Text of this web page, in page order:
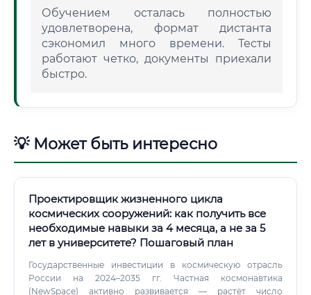
Обучением осталась полностью
удовлетворена, формат дистанта
сэкономил много времени. Тесты
работают четко, документы приехали
быстро.
💡 Может быть интересно
Проектировщик жизненного цикла
космических сооружений: как получить все
необходимые навыки за 4 месяца, а не за 5
лет в университете? Пошаговый план
Государственные инвестиции в космическую отрасль
России на 2024–2035 гг. Частная космонавтика
(NewSpace) активно развивается — растёт число